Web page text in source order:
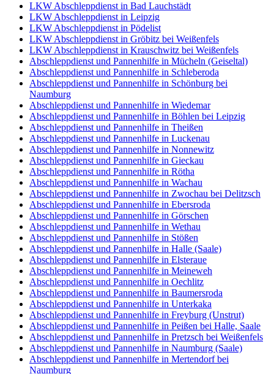
LKW Abschleppdienst in Bad Lauchstädt
LKW Abschleppdienst in Leipzig
LKW Abschleppdienst in Pödelist
LKW Abschleppdienst in Gröbitz bei Weißenfels
LKW Abschleppdienst in Krauschwitz bei Weißenfels
Abschleppdienst und Pannenhilfe in Mücheln (Geiseltal)
Abschleppdienst und Pannenhilfe in Schleberoda
Abschleppdienst und Pannenhilfe in Schönburg bei
Naumburg
Abschleppdienst und Pannenhilfe in Wiedemar
Abschleppdienst und Pannenhilfe in Böhlen bei Leipzig
Abschleppdienst und Pannenhilfe in Theißen
Abschleppdienst und Pannenhilfe in Luckenau
Abschleppdienst und Pannenhilfe in Nonnewitz
Abschleppdienst und Pannenhilfe in Gieckau
Abschleppdienst und Pannenhilfe in Rötha
Abschleppdienst und Pannenhilfe in Wachau
Abschleppdienst und Pannenhilfe in Zwochau bei Delitzsch
Abschleppdienst und Pannenhilfe in Ebersroda
Abschleppdienst und Pannenhilfe in Görschen
Abschleppdienst und Pannenhilfe in Wethau
Abschleppdienst und Pannenhilfe in Stößen
Abschleppdienst und Pannenhilfe in Halle (Saale)
Abschleppdienst und Pannenhilfe in Elsteraue
Abschleppdienst und Pannenhilfe in Meineweh
Abschleppdienst und Pannenhilfe in Oechlitz
Abschleppdienst und Pannenhilfe in Baumersroda
Abschleppdienst und Pannenhilfe in Unterkaka
Abschleppdienst und Pannenhilfe in Freyburg (Unstrut)
Abschleppdienst und Pannenhilfe in Peißen bei Halle, Saale
Abschleppdienst und Pannenhilfe in Pretzsch bei Weißenfels
Abschleppdienst und Pannenhilfe in Naumburg (Saale)
Abschleppdienst und Pannenhilfe in Mertendorf bei
Naumburg